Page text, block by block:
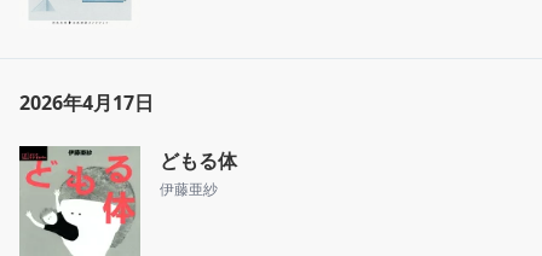
2026年4月17日
どもる体
伊藤亜紗